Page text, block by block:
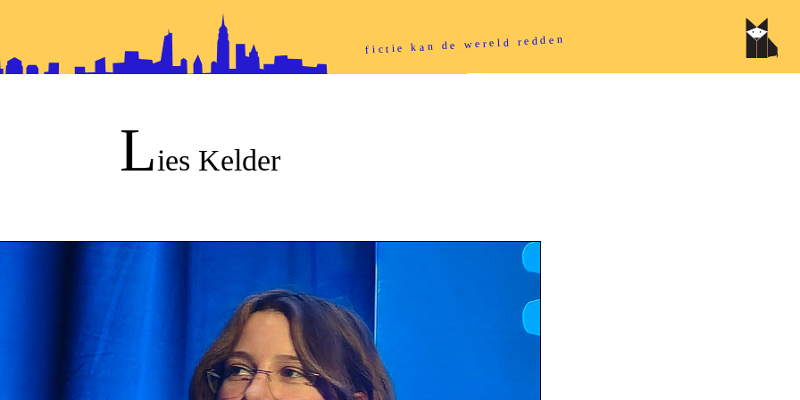
fictie kan de wereld redden
Lies Kelder